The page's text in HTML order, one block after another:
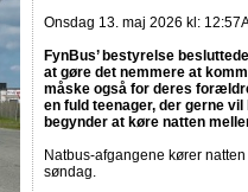
Onsdag 13. maj 2026 kl: 12:57
FynBus’ bestyrelse
at gøre det nemmere at
måske også for deres
en fuld teenager, der gerne
begynder at køre natten
Natbus-afgangene kører
søndag.